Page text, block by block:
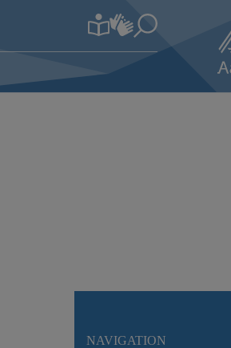
NAVIGATION